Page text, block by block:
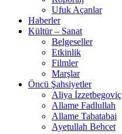
Ufuk Açanlar
Haberler
Kültür – Sanat
Belgeseller
Etkinlik
Filmler
Marşlar
Öncü Şahsiyetler
Aliya İzzetbegoviç
Allame Fadlullah
Allame Tabatabai
Ayetullah Behcet